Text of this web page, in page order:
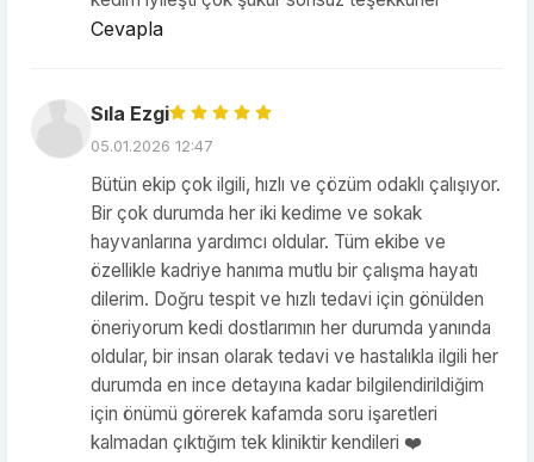
Cevapla
Sıla Ezgi
05.01.2026 12:47
Bütün ekip çok ilgili, hızlı ve çözüm odaklı çalışıyor.
Bir çok durumda her iki kedime ve sokak
hayvanlarına yardımcı oldular. Tüm ekibe ve
özellikle kadriye hanıma mutlu bir çalışma hayatı
dilerim. Doğru tespit ve hızlı tedavi için gönülden
öneriyorum kedi dostlarımın her durumda yanında
oldular, bir insan olarak tedavi ve hastalıkla ilgili her
durumda en ince detayına kadar bilgilendirildiğim
için önümü görerek kafamda soru işaretleri
kalmadan çıktığım tek kliniktir kendileri ❤️